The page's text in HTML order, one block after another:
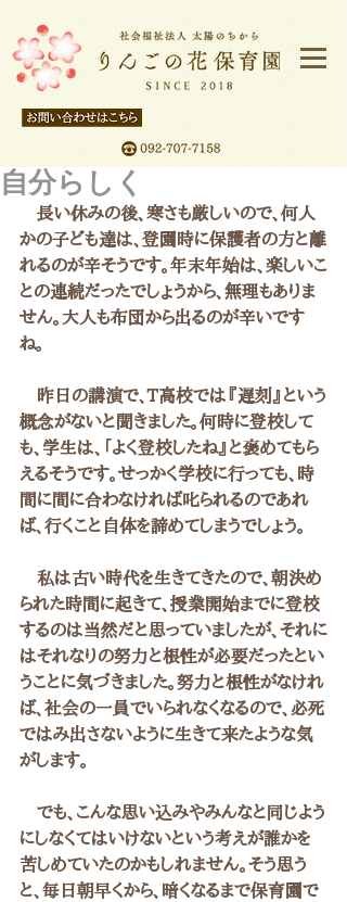
自分らしく
長い休みの後、寒さも厳しいので、何人
かの子ども達は、登園時に保護者の方と離
れるのが辛そうです。年末年始は、楽しいこ
との連続だったでしょうから、無理もありま
せん。大人も布団から出るのが辛いです
ね。
昨日の講演で、T高校では『遅刻』という
概念がないと聞きました。何時に登校して
も、学生は、「よく登校したね』と褒めてもら
えるそうです。せっかく学校に行っても、時
間に間に合わなければ叱られるのであれ
ば、行くこと自体を諦めてしまうでしょう。
私は古い時代を生きてきたので、朝決め
られた時間に起きて、授業開始までに登校
するのは当然だと思っていましたが、それに
はそれなりの努力と根性が必要だったとい
うことに気づきました。努力と根性がなけれ
ば、社会の一員でいられなくなるので、必死
ではみ出さないように生きて来たような気
がします。
でも、こんな思い込みやみんなと同じよう
にしなくてはいけないという考えが誰かを
苦しめていたのかもしれません。そう思う
と、毎日朝早くから、暗くなるまで保育園で